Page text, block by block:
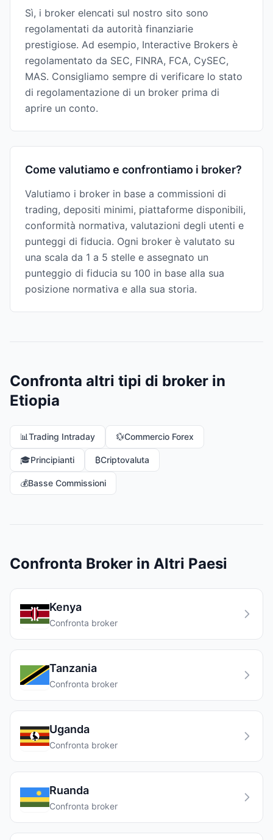
Sì, i broker elencati sul nostro sito sono
regolamentati da autorità finanziarie
prestigiose. Ad esempio, Interactive Brokers è
regolamentato da SEC, FINRA, FCA, CySEC,
MAS. Consigliamo sempre di verificare lo stato
di regolamentazione di un broker prima di
aprire un conto.
Come valutiamo e confrontiamo i broker?
Valutiamo i broker in base a commissioni di
trading, depositi minimi, piattaforme disponibili,
conformità normativa, valutazioni degli utenti e
punteggi di fiducia. Ogni broker è valutato su
una scala da 1 a 5 stelle e assegnato un
punteggio di fiducia su 100 in base alla sua
posizione normativa e alla sua storia.
Confronta altri tipi di broker in
Etiopia
📊Trading Intraday 💱Commercio Forex
🎓Principianti ₿Criptovaluta
💰Basse Commissioni
Confronta Broker in Altri Paesi
Kenya
Confronta broker
Tanzania
Confronta broker
Uganda
Confronta broker
Ruanda
Confronta broker